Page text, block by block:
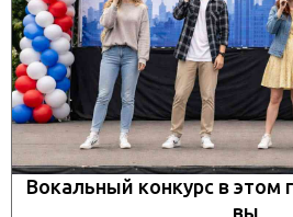
Вокальный конкурс в этом
вы